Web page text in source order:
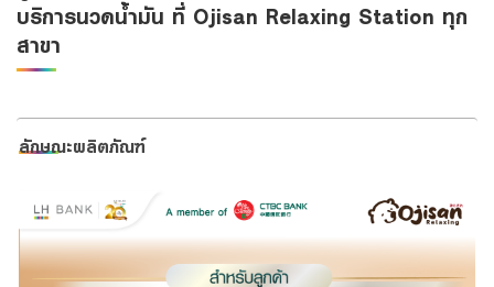
บริการนวดน้ำมัน ที่ Ojisan Relaxing Station ทุก
สาขา
ลักษณะผลิตภัณฑ์